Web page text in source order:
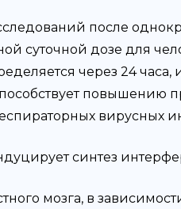
после
суточной дозе для
через 24
повышению
вирусных
синтез
мозга, в